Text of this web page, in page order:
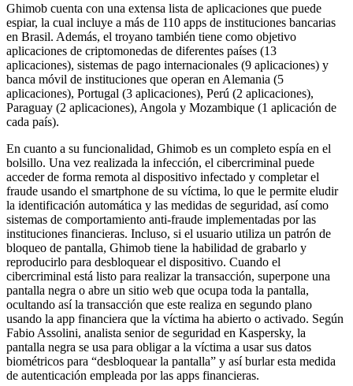
Ghimob cuenta con una extensa lista de aplicaciones que puede
espiar, la cual incluye a más de 110 apps de instituciones bancarias
en Brasil. Además, el troyano también tiene como objetivo
aplicaciones de criptomonedas de diferentes países (13
aplicaciones), sistemas de pago internacionales (9 aplicaciones) y
banca móvil de instituciones que operan en Alemania (5
aplicaciones), Portugal (3 aplicaciones), Perú (2 aplicaciones),
Paraguay (2 aplicaciones), Angola y Mozambique (1 aplicación de
cada país).
En cuanto a su funcionalidad, Ghimob es un completo espía en el
bolsillo. Una vez realizada la infección, el cibercriminal puede
acceder de forma remota al dispositivo infectado y completar el
fraude usando el smartphone de su víctima, lo que le permite eludir
la identificación automática y las medidas de seguridad, así como
sistemas de comportamiento anti-fraude implementadas por las
instituciones financieras. Incluso, si el usuario utiliza un patrón de
bloqueo de pantalla, Ghimob tiene la habilidad de grabarlo y
reproducirlo para desbloquear el dispositivo. Cuando el
cibercriminal está listo para realizar la transacción, superpone una
pantalla negra o abre un sitio web que ocupa toda la pantalla,
ocultando así la transacción que este realiza en segundo plano
usando la app financiera que la víctima ha abierto o activado. Según
Fabio Assolini, analista senior de seguridad en Kaspersky, la
pantalla negra se usa para obligar a la víctima a usar sus datos
biométricos para “desbloquear la pantalla” y así burlar esta medida
de autenticación empleada por las apps financieras.